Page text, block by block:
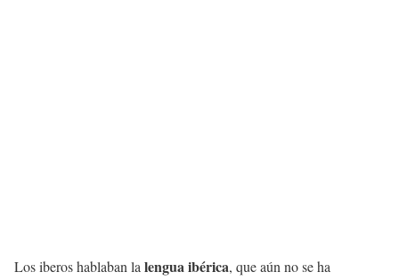
Los iberos hablaban lalengua ibérica, que aún no se ha